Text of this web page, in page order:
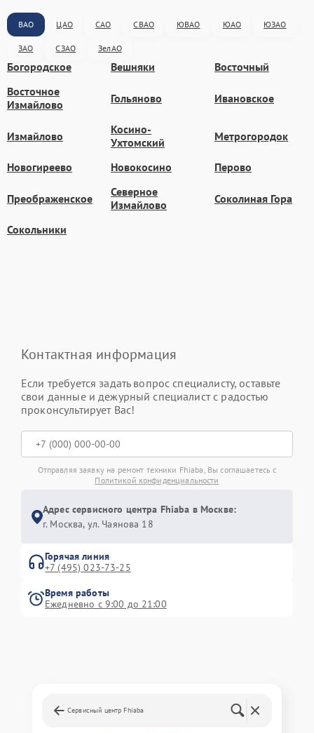
ВАО ЦАО САО СВАО ЮВАО ЮАО ЮЗАО
ЗАО СЗАО ЗелАО
Богородское Вешняки
Восточный
Восточное
Измайлово
Гольяново Ивановское
Измайлово
Косино-
Ухтомский
Метрогородок
Новогиреево Новокосино Перово
Преображенское
Северное
Измайлово
Соколиная Гора
Сокольники
Контактная информация
Если требуется задать вопрос специалисту, оставьте
свои данные и дежурный специалист с радостью
проконсультирует Вас!
Отправляя заявку на ремонт техники Fhiaba, Вы соглашаетесь с
Политикой конфиденциальности
Адрес сервисного центра Fhiaba в Москве:
г. Москва, ул. Чаянова 18
Горячая линия
+7 (495) 023-73-25
Время работы
Ежедневно с 9:00 до 21:00
Сервисный центр Fhiaba